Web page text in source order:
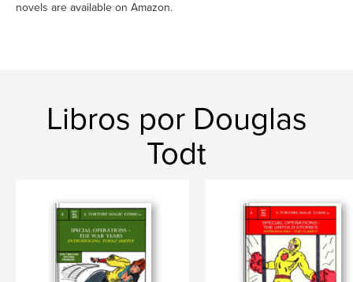
novels are available on Amazon.
Libros por Douglas
Todt